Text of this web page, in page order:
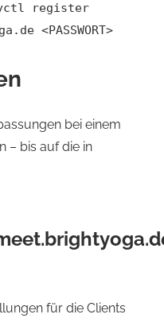
register
<PASSWORT>
bei einem
– bis auf die in
für die Clients